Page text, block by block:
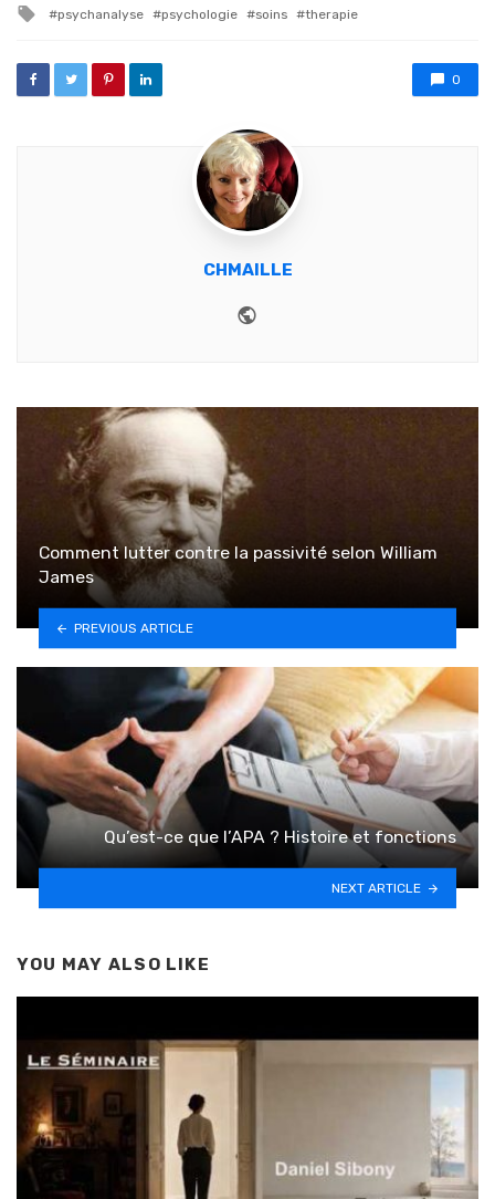
Tagged with
psychanalyse psychologie soins therapie
0
CHMAILLE
Comment lutter contre la passivité selon William
James
PREVIOUS ARTICLE
Qu’est-ce que l’APA ? Histoire et fonctions
NEXT ARTICLE
YOU MAY ALSO LIKE